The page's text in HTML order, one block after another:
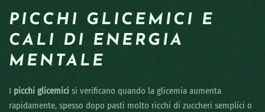
PICCHI GLICEMICI E
CALI DI ENERGIA
MENTALE
I picchi glicemici si verificano quando la glicemia aumenta
rapidamente, spesso dopo pasti molto ricchi di zuccheri semplici o